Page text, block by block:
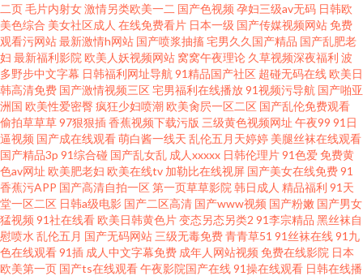
二页毛片内射女激情另类欧美一二 国产色视频 孕妇三级av无码 日韩欧
美色综合 美女社区成人 在线免费看片 日本一级 国产传媒视频网站免费
观看污网站最新激情h网站 国产喷浆抽搐宅男久久国产精品 国产乱肥老
妇 最新福利影院 欧美人妖视频网站 窝窝午夜理论 久草视频深夜福利 波
多野步中文字幕 日韩福利网址导航 91精品国产社区 超碰无码在线欧美日
韩高清免费 国产激情视频三区宅男福利在线播放91视频污导航 国产啪亚
洲国 欧美性爱密臀疯狂少妇喷潮欧美肏屄一区二区 国产乱伦免费观看
偷拍草草草97狠狠插香蕉视频下载污版 三级黄色视频网址 午夜99 91日
逼视频 国产成在线观看萌白酱一线天 乱伦五月天婷婷 美腿丝袜在线观看
国产精品3p 91综合碰 国产乱女乱 成人xxxxx 日韩伦理片91色爱免费黄
色av网址 欧美肥老妇 欧美在线tv 加勒比在线视屏 国产美女在线免费91
香蕉污APP 国产高清自拍一区第一页草草影院 韩日成人 精品福利 91天
堂一区二区 日韩a级电影 国产二区高清 国产www视频 国产粉嫩 国产男女
猛视频 91社在线看欧美日韩黄色片变态另态另类2 91李宗精品 黑丝袜自
慰喷水 乱伦五月 国产无码网站 三级无毒免费青青草51 91丝袜在线91九
色在线观看91插 成人中文字幕免费 成年人网站视频 免费在线影院 日本
欧美第一页 国产ts在线观看午夜影院国产在线91操在线观看 日韩在线播